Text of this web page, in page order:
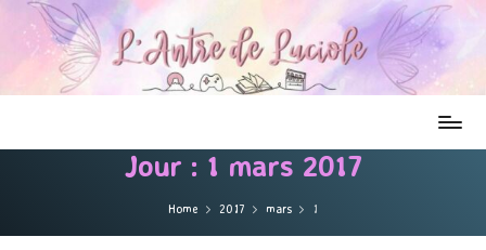
Jour : 1 mars 2017
Home 2017 mars 1